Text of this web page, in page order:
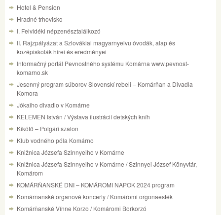
Hotel & Pension
Hradné trhovisko
I. Felvidéki népzenésztalálkozó
II. Rajzpályázat a Szlovákiai magyarnyelvu óvodák, alap és
kozépiskolák hírei és eredményei
Informačný portál Pevnostného systému Komárna www.pevnost-
komarno.sk
Jesenný program súborov Slovenskí rebeli – Komárňan a Divadla
Komora
Jókaiho divadlo v Komárne
KELEMEN István / Výstava ilustrácií detských kníh
Kikötő – Polgári szalon
Klub vodného póla Komárno
Knižnica Józsefa Szinnyeiho v Komárne
Knižnica Józsefa Szinnyeiho v Komárne / Szinnyei József Könyvtár,
Komárom
KOMÁRŇANSKÉ DNI – KOMÁROMI NAPOK 2024 program
Komárňanské organové koncerty / Komáromi orgonaesték
Komárňanské Vínne Korzo / Komáromi Borkorzó